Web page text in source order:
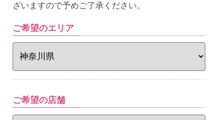
ざいますので予めご了承ください。
ご希望のエリア
ご希望の店舗